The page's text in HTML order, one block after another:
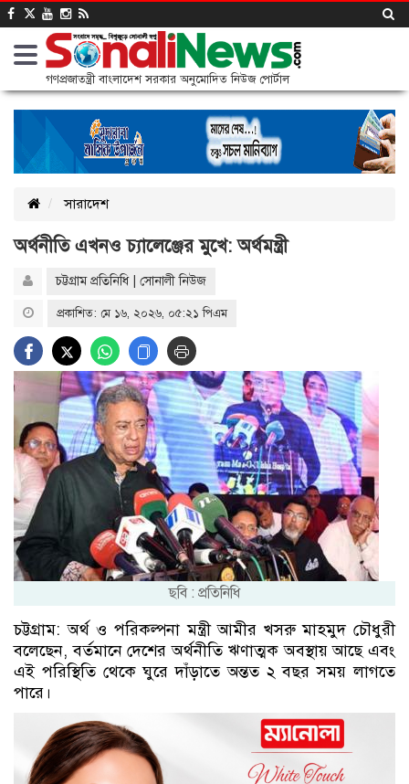
গণপ্রজাতন্ত্রী বাংলাদেশ সরকার অনুমোদিত নিউজ পোর্টাল
সারাদেশ
অর্থনীতি এখনও চ্যালেঞ্জের মুখে: অর্থমন্ত্রী
চট্টগ্রাম প্রতিনিধি | সোনালী নিউজ
প্রকাশিত: মে ১৬, ২০২৬, ০৫:২১ পিএম
ছবি : প্রতিনিধি
চট্টগ্রাম: অর্থ ও পরিকল্পনা মন্ত্রী আমীর খসরু মাহমুদ চৌধুরী
বলেছেন, বর্তমানে দেশের অর্থনীতি ঋণাত্মক অবস্থায় আছে এবং
এই পরিস্থিতি থেকে ঘুরে দাঁড়াতে অন্তত ২ বছর সময় লাগতে
পারে।